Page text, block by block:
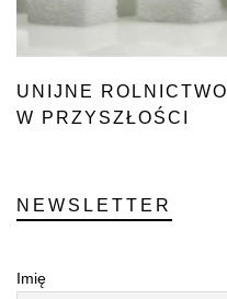
UNIJNE ROLNICTWO
W PRZYSZŁOŚCI
NEWSLETTER
Imię